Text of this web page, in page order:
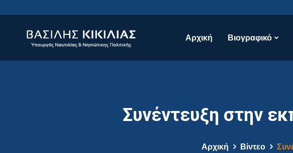
Αρχική Βιογραφικό
Συνέντευξη στην
Αρχική Βίντεο